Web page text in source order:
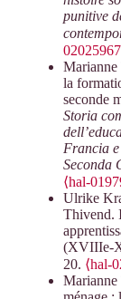
punitive
Marianne
la
seconde
Storia
Francia
Seconda
⟨hal-
Ulrike
Thivend.
(XVIIIe-
20. ⟨hal-
Marianne